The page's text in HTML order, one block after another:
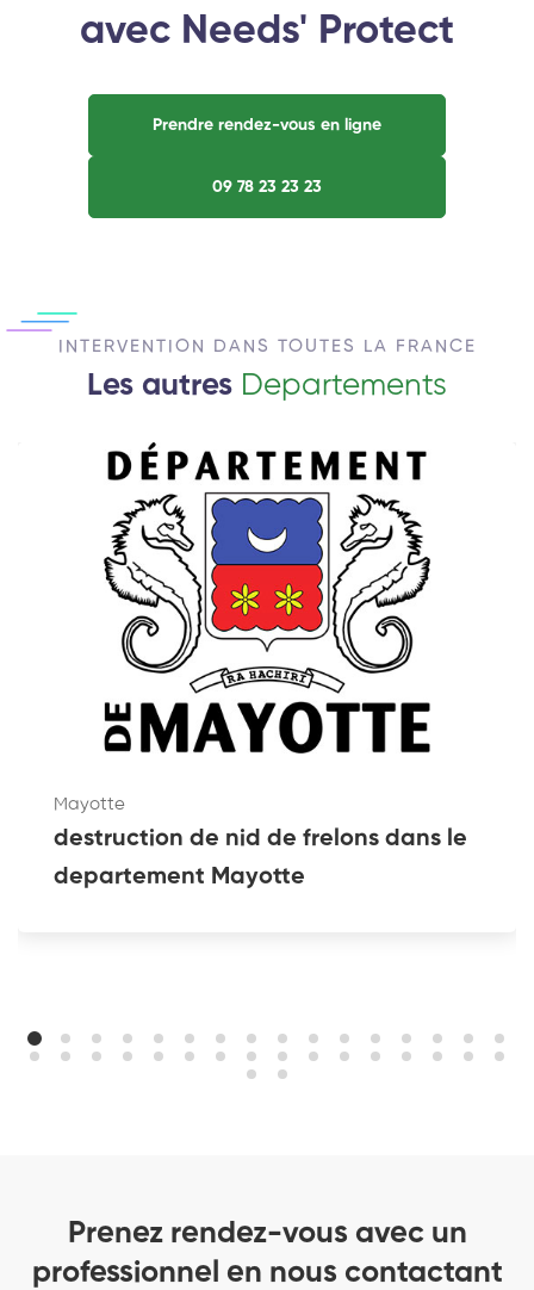
avec Needs' Protect
Prendre rendez-vous en ligne
09 78 23 23 23
INTERVENTION DANS TOUTES LA FRANCE
Les autres Departements
Mayotte
destruction de nid de frelons dans le
departement Mayotte
Prenez rendez-vous avec un
professionnel en nous contactant